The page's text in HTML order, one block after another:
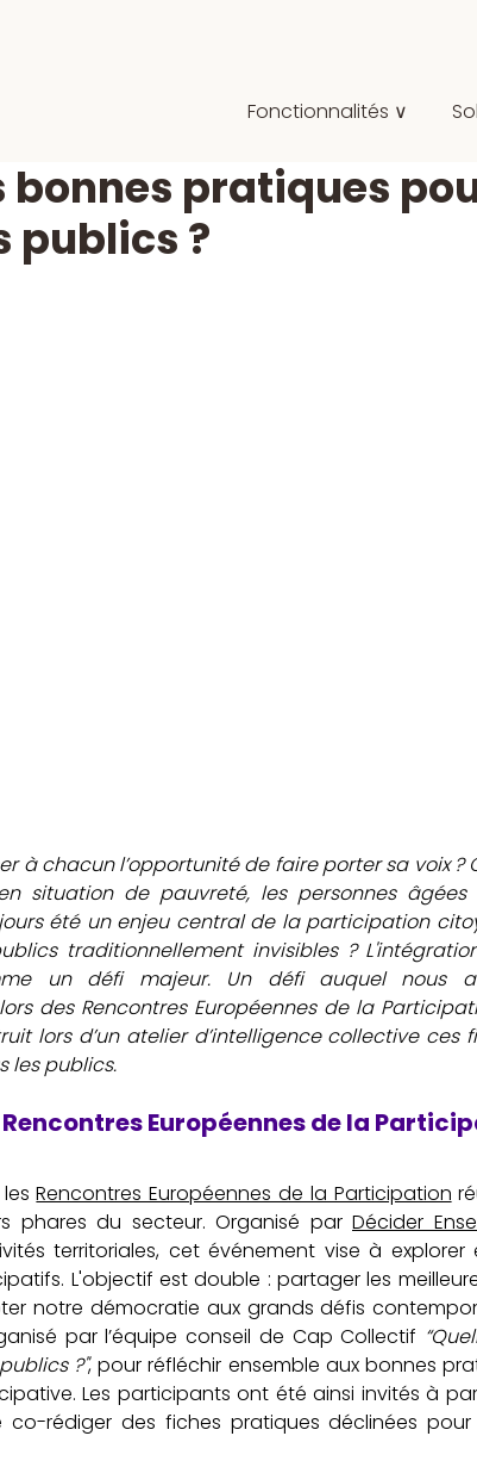
Fonctionnalités ∨
bonnes pratiques
publics ?
à chacun l’opportunité de faire porter sa voix ?
situation de pauvreté, les personnes
été un enjeu central de la participation
traditionnellement invisibles ?
un défi majeur. Un défi auquel nous
des Rencontres Européennes de la
lors d’un atelier d’intelligence collective ces
les publics.
Européennes de la
les Rencontres Européennes de la Participation
phares du secteur. Organisé par Décider
territoriales, cet événement vise à
L'objectif est double : partager les
notre démocratie aux grands défis
par l’équipe conseil de Cap Collectif
?", pour réfléchir ensemble aux bonnes
Les participants ont été ainsi invités à
rédiger des fiches pratiques déclinées